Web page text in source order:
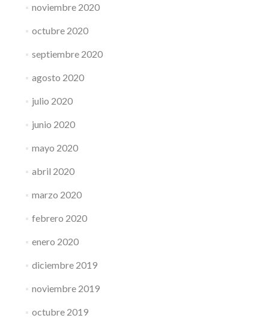
noviembre 2020
octubre 2020
septiembre 2020
agosto 2020
julio 2020
junio 2020
mayo 2020
abril 2020
marzo 2020
febrero 2020
enero 2020
diciembre 2019
noviembre 2019
octubre 2019